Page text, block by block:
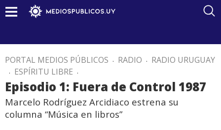
PORTAL MEDIOS PÚBLICOS . RADIO . RADIO URUGUAY
. ESPÍRITU LIBRE .
Episodio 1: Fuera de Control 1987
Marcelo Rodríguez Arcidiaco estrena su
columna “Música en libros”